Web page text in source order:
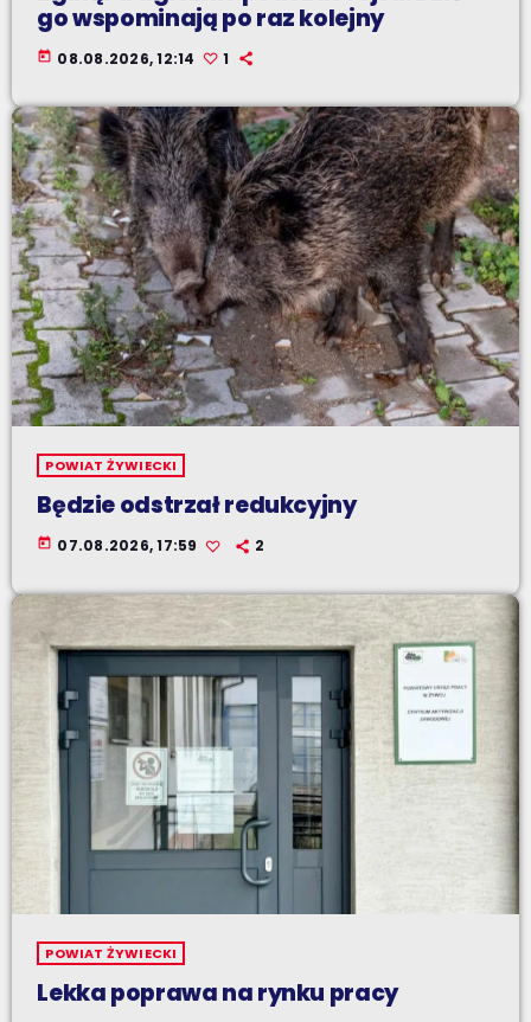
go wspominają po raz kolejny
today 08.08.2026, 12:14 1
POWIAT ŻYWIECKI
Będzie odstrzał redukcyjny
today 07.08.2026, 17:59 2
POWIAT ŻYWIECKI
Lekka poprawa na rynku pracy